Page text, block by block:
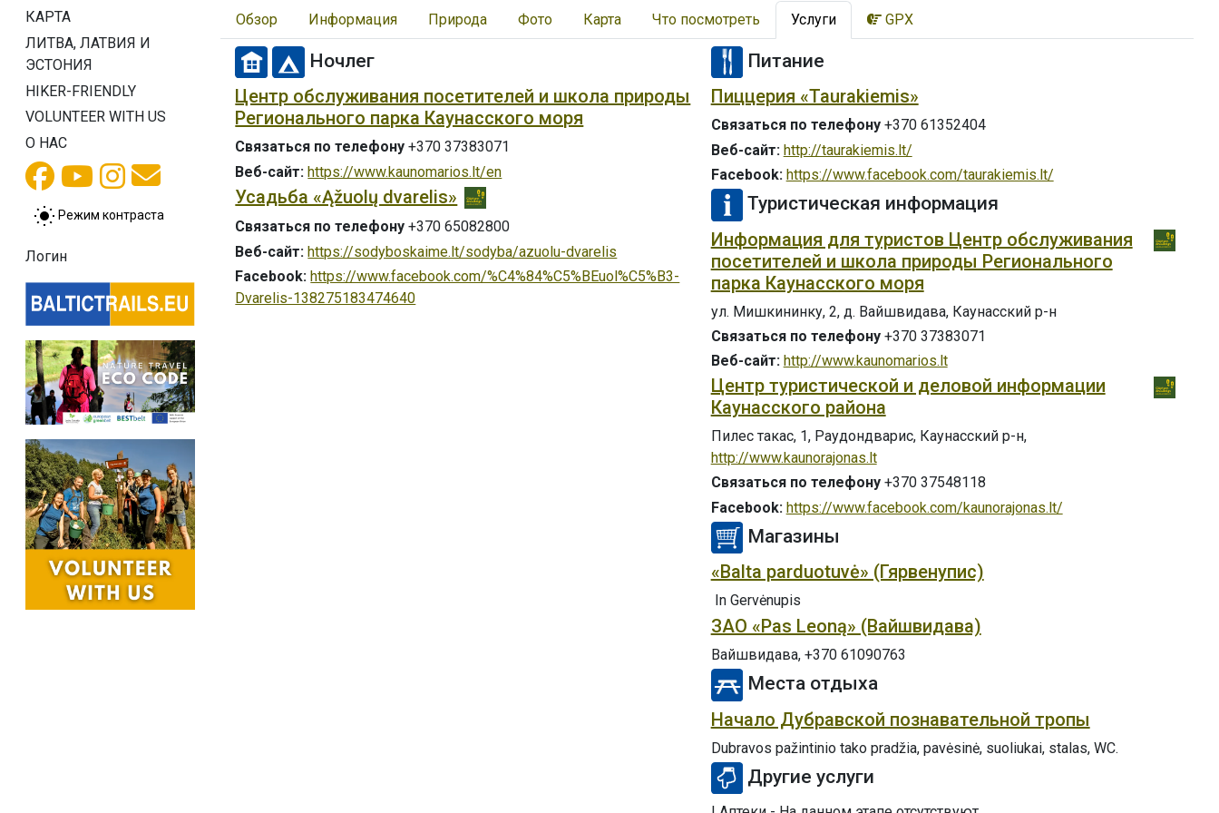
КАРТА
ЛИТВА, ЛАТВИЯ И
ЭСТОНИЯ
HIKER-FRIENDLY
VOLUNTEER WITH US
О НАС
Режим контраста
Логин
Обзор Информация Природа Фото Карта Что посмотреть Услуги GPX
Ночлег
Центр обслуживания посетителей и школа природы
Регионального парка Каунасского моря
Связаться по телефону +370 37383071
Веб-сайт: https://www.kaunomarios.lt/en
Усадьба «Ąžuolų dvarelis»
Связаться по телефону +370 65082800
Веб-сайт: https://sodyboskaime.lt/sodyba/azuolu-dvarelis
Facebook: https://www.facebook.com/%C4%84%C5%BEuol%C5%B3-
Dvarelis-138275183474640
Питание
Пиццерия «Taurakiemis»
Связаться по телефону+370 61352404
Веб-сайт: http://taurakiemis.lt/
Facebook: https://www.facebook.com/taurakiemis.lt/
Туристическая информация
Информация для туристов Центр обслуживания
посетителей и школа природы Регионального
парка Каунасского моря
ул. Мишкининку, 2, д. Вайшвидава, Каунасский р-н
Связаться по телефону+370 37383071
Веб-сайт: http://www.kaunomarios.lt
Центр туристической и деловой информации
Каунасского района
Пилес такас, 1, Раудондварис, Каунасский р-н,
http://www.kaunorajonas.lt
Связаться по телефону+370 37548118
Facebook: https://www.facebook.com/kaunorajonas.lt/
Магазины
«Balta parduotuvė» (Гярвенупис)
In Gervėnupis
ЗАО «Pas Leoną» (Вайшвидава)
Вайшвидава, +370 61090763
Места отдыха
Начало Дубравской познавательной тропы
Dubravos pažintinio tako pradžia, pavėsinė, suoliukai, stalas, WC.
Другие услуги